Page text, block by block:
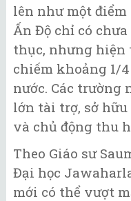
lên như một
Ấn Độ chỉ có
thục, nhưng hiện
chiếm khoảng 1/
nước. Các trường
lớn tài trợ, sở
và chủ động thu
Theo Giáo sư
Đại học
mới có thể vượt